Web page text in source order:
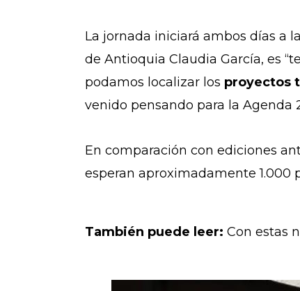
La jornada iniciará ambos días a
de Antioquia Claudia García, es
podamos localizar los proyectos
venido pensando para la Agenda
En comparación con ediciones
esperan aproximadamente 1.000
También puede leer: Con estas